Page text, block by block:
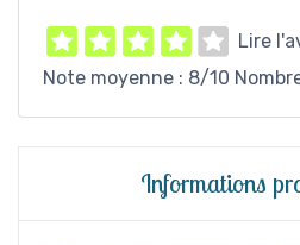
Lire
Note moyenne : 8/10
Informations